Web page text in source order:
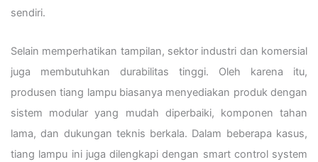
sendiri.
Selain memperhatikan tampilan, sektor industri dan komersial
juga membutuhkan durabilitas tinggi. Oleh karena itu,
produsen tiang lampu biasanya menyediakan produk dengan
sistem modular yang mudah diperbaiki, komponen tahan
lama, dan dukungan teknis berkala. Dalam beberapa kasus,
tiang lampu ini juga dilengkapi dengan smart control system